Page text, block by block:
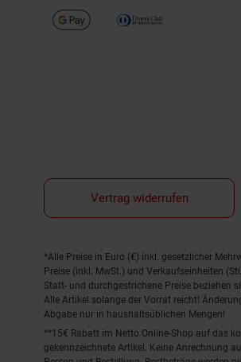
Vertrag widerrufen
Fußnoten
*Alle Preise in Euro (€) inkl. gesetzlicher
Preise (inkl. MwSt.) und Verkaufseinheiten
Statt- und durchgestrichene Preise beziehen
Alle Artikel solange der Vorrat reicht!
Abgabe nur in haushaltsüblichen Mengen!
**15€ Rabatt im Netto Online-Shop auf das
gekennzeichnete Artikel. Keine Anrechnung